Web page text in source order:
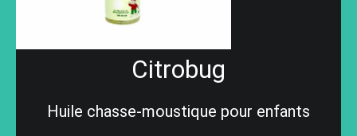
Citrobug
Huile chasse-moustique pour enfants